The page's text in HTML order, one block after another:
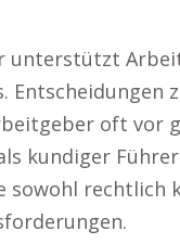
unterstützt
Entscheidungen
oft vor
kundiger
sowohl